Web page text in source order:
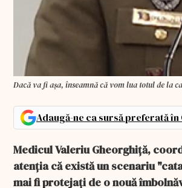
Dacă va fi așa, înseamnă că vom lua totul de la
Adaugă-ne ca sursă preferată în
Medicul Valeriu Gheorghiță,
atenţia că există un scenariu
mai fi protejați de o nouă